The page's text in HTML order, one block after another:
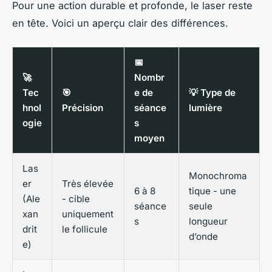
Pour une action durable et profonde, le laser reste
en tête. Voici un aperçu clair des différences.
🚀
Tec
hnol
ogie
🎯
Précision
📅
Nombr
e de
séance
s
moyen
💡 Type de
lumière
Las
er
(Ale
xan
drit
e)
Très élevée
- cible
uniquement
le follicule
6 à 8
séance
s
Monochroma
tique - une
seule
longueur
d’onde